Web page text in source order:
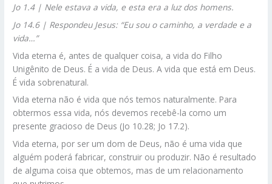
Jo 1.4 | Nele estava a vida, e esta era a luz dos homens.
Jo 14.6 | Respondeu Jesus: “Eu sou o caminho, a verdade e a
vida…”
Vida eterna é, antes de qualquer coisa, a vida do Filho
Unigênito de Deus. É a vida de Deus. A vida que está em Deus.
É vida sobrenatural.
Vida eterna não é vida que nós temos naturalmente. Para
obtermos essa vida, nós devemos recebê-la como um
presente gracioso de Deus (Jo 10.28; Jo 17.2).
Vida eterna, por ser um dom de Deus, não é uma vida que
alguém poderá fabricar, construir ou produzir. Não é resultado
de alguma coisa que obtemos, mas de um relacionamento